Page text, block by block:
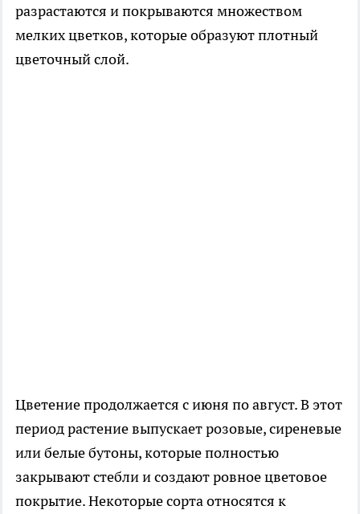
разрастаются и покрываются множеством
мелких цветков, которые образуют плотный
цветочный слой.
Цветение продолжается с июня по август. В этот
период растение выпускает розовые, сиреневые
или белые бутоны, которые полностью
закрывают стебли и создают ровное цветовое
покрытие. Некоторые сорта относятся к